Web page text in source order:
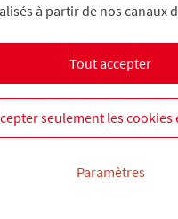
à partir de nos canaux
Tout accepter
seulement les cookies
Paramètres
d'utilisation
Contacts
Paramètres des cookies
R-lab, leR-lab, leR-lab,